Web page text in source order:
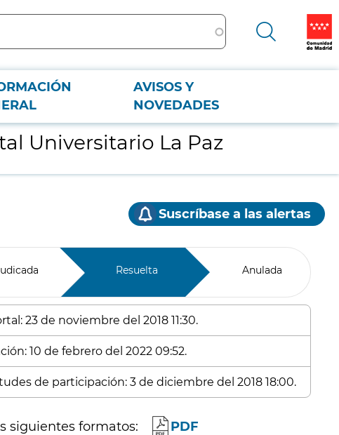
AVISOS Y
NOVEDADES
Universitario La Paz
Suscríbase a las alertas
Resuelta Anulada
23 de noviembre del 2018 11:30.
10 de febrero del 2022 09:52.
de participación: 3 de diciembre del 2018 18:00.
siguientes formatos: PDF